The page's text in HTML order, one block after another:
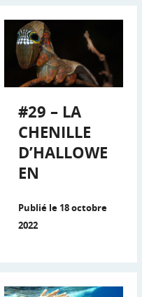
#29 – LA
CHENILLE
D’HALLOWE
EN
Publié le 18 octobre
2022